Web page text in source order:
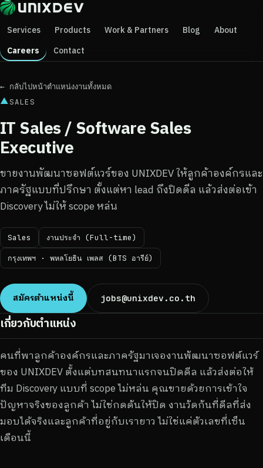
Services Products Work & Partners Blog
About
Careers
Contact
← กลับไปหน้าตำแหน่งงานทั้งหมด
▲SALES
IT Sales / Software Sales
Executive
ขายงานพัฒนาซอฟต์แวร์ของ UNIXDEV ให้ลูกค้าองค์กรและ
ภาครัฐแบบที่ปรึกษา ตั้งแต่หา lead ถึงปิดดีล แล้วส่งต่อเข้า
Discovery ไม่ให้ scope หล่น
Sales งานประจำ (Full-time)
กรุงเทพฯ · พหลโยธิน เพลส (BTS อารีย์)
สมัครตำแหน่งนี้ jobs@unixdev.co.th
เกี่ยวกับตำแหน่ง
คนที่พาลูกค้าองค์กรและภาครัฐมาเจองานพัฒนาซอฟต์แวร์
ของ UNIXDEV ตั้งแต่บทสนทนาแรกจนปิดดีล แล้วส่งต่อให้
ทีม Discovery แบบที่ scope ไม่หล่น คุณขายด้วยการเข้าใจ
ปัญหาจริงของลูกค้า ไม่ใช่กดดันให้ปิด งานวัดกันที่ดีลที่ส่ง
มอบได้จริงและลูกค้าที่อยู่กับเรายาว ไม่ใช่แค่ตัวเลขที่เซ็น
เดือนนี้